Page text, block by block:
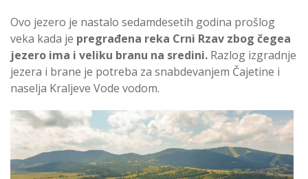
Ovo jezero je nastalo sedamdesetih godina prošlog
veka kada je pregrađena reka Crni Rzav zbog čegea
jezero ima i veliku branu na sredini. Razlog izgradnje
jezera i brane je potreba za snabdevanjem Čajetine i
naselja Kraljeve Vode vodom.